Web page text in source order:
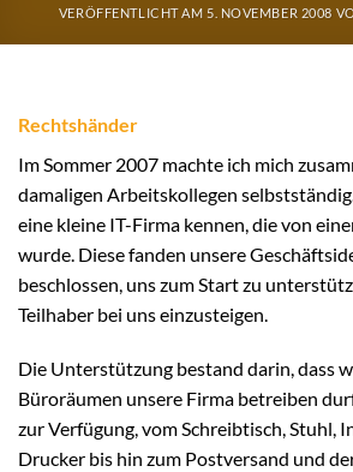
VERÖFFENTLICHT AM 5. NOVEMBER 2008
Rechtshänder
Im Sommer 2007 machte ich mich
damaligen Arbeitskollegen
eine kleine IT-Firma kennen, die von
wurde. Diese fanden unsere
beschlossen, uns zum Start zu
Teilhaber bei uns einzusteigen.
Die Unterstützung bestand darin, dass
Büroräumen unsere Firma betreiben
zur Verfügung, vom Schreibtisch, Stuhl,
Drucker bis hin zum Postversand und